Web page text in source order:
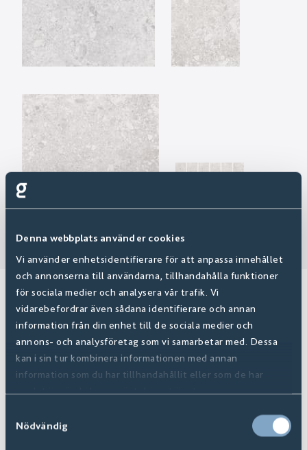
Denna webbplats använder cookies
Vi använder enhetsidentifierare för att anpassa innehållet
och annonserna till användarna, tillhandahålla funktioner
för sociala medier och analysera vår trafik. Vi
vidarebefordrar även sådana identifierare och annan
information från din enhet till de sociala medier och
annons- och analysföretag som vi samarbetar med. Dessa
kan i sin tur kombinera informationen med annan
information som du har tillhandahållit eller som de har
samlat in när du har använt deras tjänster.
Nödvändig
Relaterade produkter